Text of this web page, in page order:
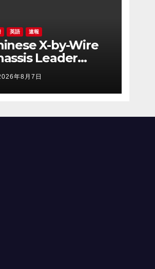
英語 速報
X-by-Wire
Leader
Intelligent
Lists on Hong
Stock
年8月7日